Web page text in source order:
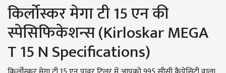
किर्लोस्कर मेगा टी 15 एन की
स्पेसिफिकेशन्स (Kirloskar MEGA
T 15 N Specifications)